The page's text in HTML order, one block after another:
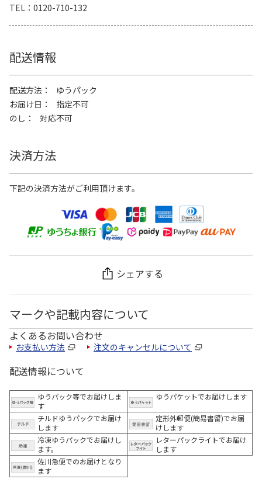
TEL
0120-710-132
配送情報
配送方法
ゆうパック
お届け日
指定不可
のし
対応不可
決済方法
下記の決済方法がご利用頂けます。
シェアする
マークや記載内容について
よくあるお問い合わせ
お支払い方法 注文のキャンセルについて
配送情報について
ゆうパック等でお届けしま
す
ゆうパケットでお届けします
チルドゆうパックでお届け
します
定形外郵便(簡易書留)でお届
けします
冷凍ゆうパックでお届けし
ます。
レターパックライトでお届け
します
佐川急便でのお届けとなり
ます